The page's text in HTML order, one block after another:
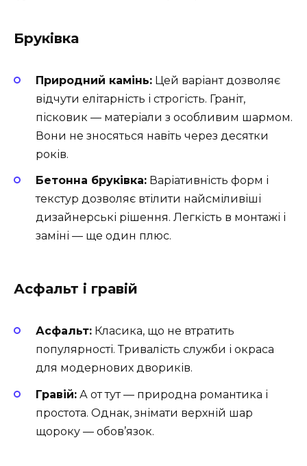
Бруківка
Природний камінь: Цей варіант дозволяє
відчути елітарність і строгість. Граніт,
пісковик — матеріали з особливим шармом.
Вони не зносяться навіть через десятки
років.
Бетонна бруківка: Варіативність форм і
текстур дозволяє втілити найсміливіші
дизайнерські рішення. Легкість в монтажі і
заміні — ще один плюс.
Асфальт і гравій
Асфальт: Класика, що не втратить
популярності. Тривалість служби і окраса
для модернових двориків.
Гравій: А от тут — природна романтика і
простота. Однак, знімати верхній шар
щороку — обов’язок.